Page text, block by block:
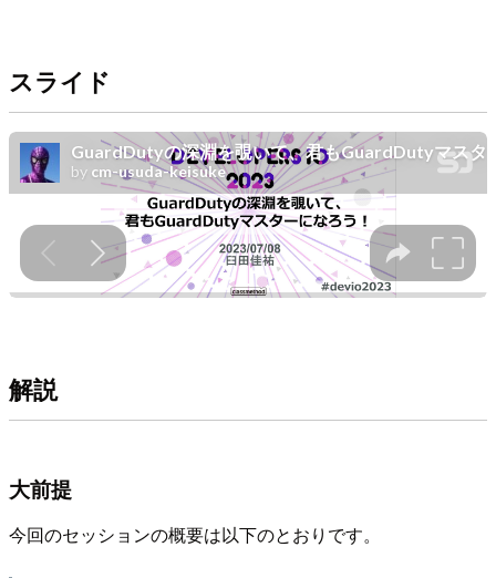
スライド
解説
大前提
今回のセッションの概要は以下のとおりです。